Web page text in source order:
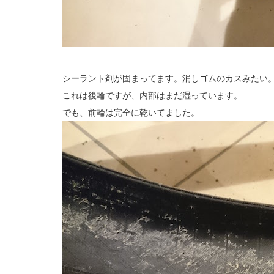
シーラント剤が固まってます。消しゴムのカスみたい
これは後輪ですが、内部はまだ湿っています。
でも、前輪は完全に乾いてました。